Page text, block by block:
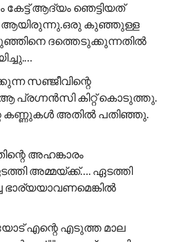
ആദ്യം ഞെട്ടിയത്
ആയിരുന്നു.ഒരു കുഞ്ഞുള്ള
ദത്തെടുക്കുന്നതിൽ
സഞ്ജീവിന്റെ
പ്രഗ്നൻസി കിറ്റ് കൊടുത്തു.
കണ്ണുകൾ അതിൽ പതിഞ്ഞു.
അഹങ്കാരം
അമ്മയ്ക്ക്…. ഏടത്തി
ഭാര്യയാവണമെങ്കിൽ
എന്റെ എടുത്ത മാല